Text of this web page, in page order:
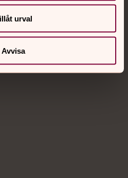
urval
Avvisa
Prata eller chatta anonymt
nätter.